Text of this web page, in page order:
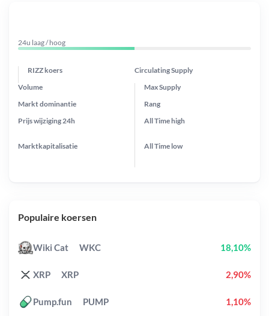
24u laag / hoog
RIZZ koers Circulating Supply
Prijs wijziging 24h
Max Supply
Markt dominantie
Marktkapitalisatie
Volume
Rang
All Timehigh
All Time low
Populaire koersen
Wiki Cat WKC 18,10%
XRP XRP 2,90%
Pump.fun PUMP 1,10%